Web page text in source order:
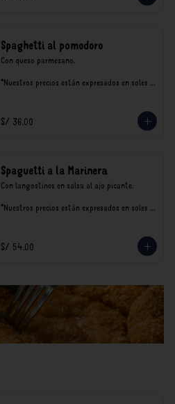
Spaghetti al pomodoro
Con queso parmesano.
*Nuestros precios están expresados en soles e
S/ 36.00
Spaguetti a la Marinera
Con langostinos en salsa al ajo picante.
*Nuestros precios están expresados en soles e
S/ 54.00